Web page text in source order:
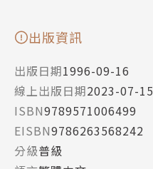
出版資訊
出版日期1996-09-16
線上出版日期2023-07-15
ISBN9789571006499
EISBN9786263568242
分級普級